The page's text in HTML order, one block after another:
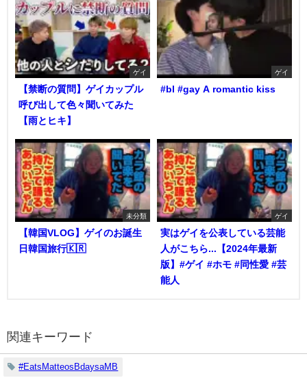
ゲイ
【禁断の質問】ゲイカップル
呼び出して色々聞いてみた
【雨とヒキ】
ゲイ
#bl #gay A romantic kiss
未分類
【韓国VLOG】ゲイのお誕生
日韓国旅行🇰🇷
ゲイ
実はゲイを公表している芸能
人がこちら...【2024年最新
版】#ゲイ #ホモ #同性愛 #芸
能人
関連キーワード
#EatsMatteosBdaysaMB